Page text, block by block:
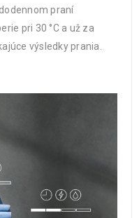
praní
pri 30 °C a už za
výsledky prania.